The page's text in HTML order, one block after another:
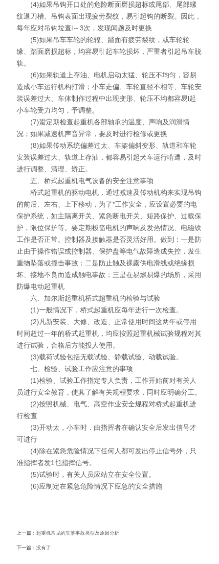
(4)如果吊钩开口处的危险断面磨损超标或尾部、尾部螺
纹退刀槽、吊钩表面出现疲劳裂纹，易引起钩的断裂。因此，
每年应对吊钩垃查l～3次，发现闻题及时更换
(5)如果吊车车轮的轮辐、踏面有疲劳裂纹，或车轮轮
缘、踏面磨损超标，均容易引起车轮损坏，严重者引起吊车脱
轨。
(6)如果轨道上存油、电机启动太猛、轮压不均匀，容易
造成小车运行机构打滑；小车走偏、车轮直径不相等、车轮安
装误差过大、车体制作过程中出现变形、轮压不均都容易l起
小车轮受力均匀，予调整。
(7)蛩定期检查起重机各部轴承的温度、声响及润滑情
况；如果减速机声音异常，要及时进行检修或更换
(8)如果传动系统偏差过太、车架偏斜变形、轨道和车轮
安装误差过大、轨道上存油，都容易引起犬车运行啃遭，及时
进行调整、清理、矫正。
五、桥式起重机电气设备的安全注意事项
桥式起重机的驱动电机，通过减速及传动机构来实现吊钩
的前后、左右、上下移动，为了*工作安全，应设置必要的电
保护系统，如主隔离开关、紧急断电开关、短路保护、过载保
护，限位保护等。要定期梭啬电机的声响及发热情况、电磁铁
工作是否正常。控制器及接触器是否灵活好用。做到：一是防
止由于操作错误或控制器、保护盘等电气故障造成失控，发生
重物坠落或撞击事故；二是防止触及裸露供电滑线或绝缘损
坏、接地不良而造成触电事故；三是在易燃易爆的场所，采用
防爆电动起重机
六、加尔斯起重机桥式超重机的检验与试验
(1)一般情况下，桥式起重机应每年进行一次检查。
(2)凡新安装、大修、改造、正常使用时间这两年或停用
时间超过一年的桥式起重机，均应按照起重机械试验规程对其
进行试验，合格后方能投人使用。
(3)载荷试验包括无载试验、静载试验、动载试验。
七、检验、试验工作应注意的事项
(1)检验、试验工作指定专人负责，工作开始前对有关人
员进行安全教育，使其了解有关规程要求，同时应明确分工。
(2)按照机械、电气、高空作业安全规程对桥式起重机进
行检查
(3)开动太，小车时．由指挥者在确认安全后发出信号才
可进行
(4)除在紧急危险情况下任何人都可发出停止信号外，只
准指挥者发1乜指挥信号。
(5)试验时，有关人员应站立在安全位置。
(6)应制定在紧急危险情况下应急的安全措施
上一篇： 起重机常见的失落事故类型及原因分析
下一篇：没有了